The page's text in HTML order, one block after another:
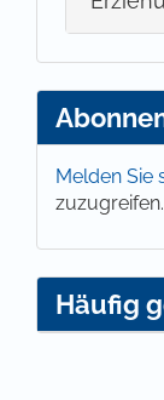
Melden Sie
zuzugreifen.
Häufig